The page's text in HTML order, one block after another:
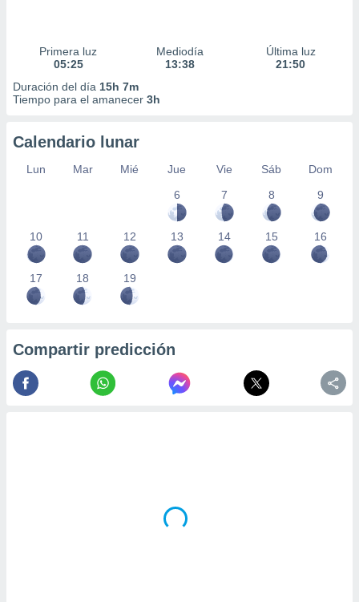
Primera luz
05:25
Mediodía
13:38
Última luz
21:50
Duración del día 15h 7m
Tiempo para el amanecer 3h
Calendario lunar
Lun Mar Mié Jue Vie Sáb
Dom
6
7 8 9
10 11 12 13 14 15 16
17 18 19
Compartir predicción